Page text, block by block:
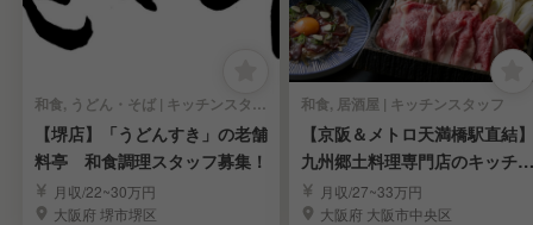
和食, うどん・そば | キッチンスタッフ
【堺店】「うどんすき」の老舗
料亭 和食調理スタッフ募集！
月収/22~30万円
大阪府 堺市堺区
和食, 居酒屋 | キッチンスタッフ
【京阪＆メトロ天満橋駅直結】
九州郷土料理専門店のキッチン
スタッフ《月9休》
月収/27~33万円
大阪府 大阪市中央区